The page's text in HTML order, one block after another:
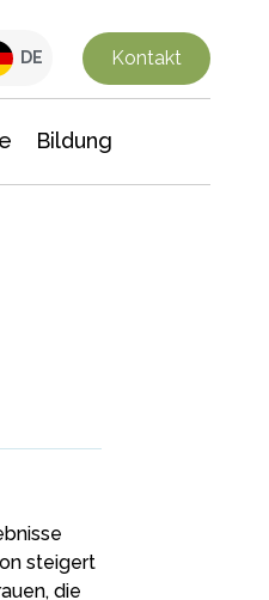
DE Kontakt
Bildung
steigert
die